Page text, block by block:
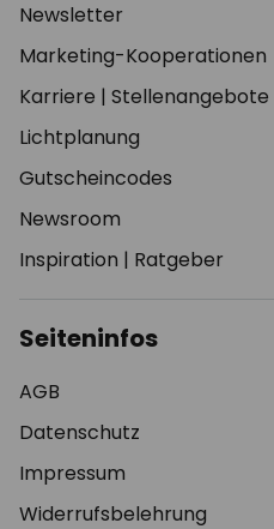
Newsletter
Marketing-Kooperationen
Karriere | Stellenangebote
Lichtplanung
Gutscheincodes
Newsroom
Inspiration | Ratgeber
Seiteninfos
AGB
Datenschutz
Impressum
Widerrufsbelehrung